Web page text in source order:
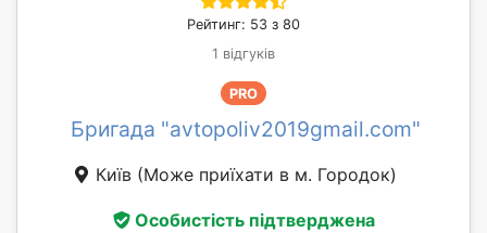
Рейтинг: 53 з 80
1 відгуків
PRO
Бригада "avtopoliv2019gmail.com"
Київ (Може приїхати в м. Городок)
Особистість підтверджена